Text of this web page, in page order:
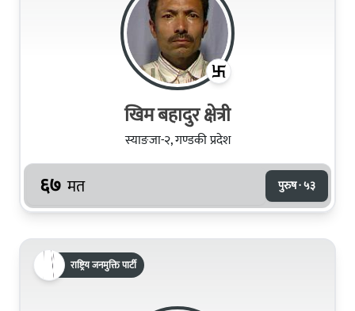
खिम बहादुर क्षेत्री
स्याङजा-२, गण्डकी प्रदेश
६७ मत पुरुष · ५३
राष्ट्रिय जनमुक्ति पार्टी